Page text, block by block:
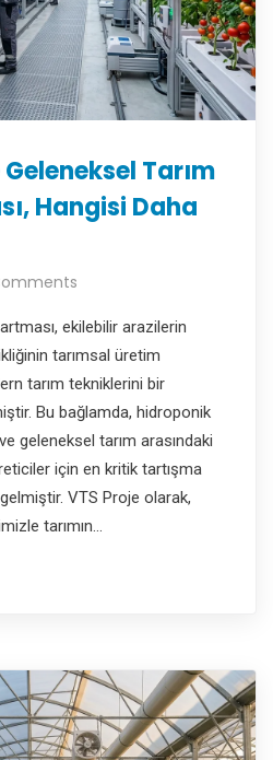
Tarım
Hangisi Daha
ekilebilir arazilerin
tarımsal üretim
tarım tekniklerini bir
Bu bağlamda, hidroponik
geleneksel tarım arasındaki
için en kritik tartışma
VTS Proje olarak,
tarımın…